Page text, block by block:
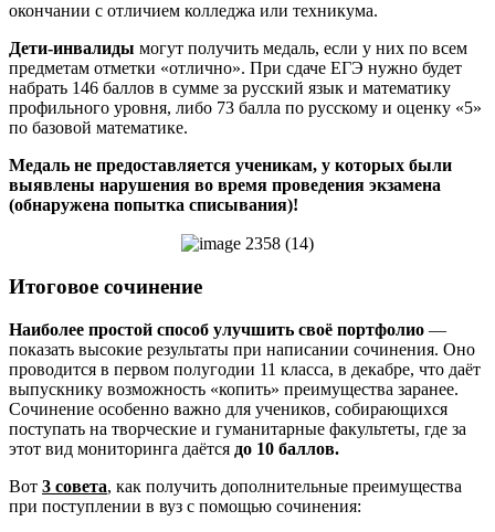
окончании с отличием колледжа или техникума.
Дети-инвалиды могут получить медаль, если у них по всем
предметам отметки «отлично». При сдаче ЕГЭ нужно будет
набрать 146 баллов в сумме за русский язык и математику
профильного уровня, либо 73 балла по русскому и оценку «5»
по базовой математике.
Медаль не предоставляется ученикам, у которых были
выявлены нарушения во время проведения экзамена
(обнаружена попытка списывания)!
Итоговое сочинение
Наиболее простой способ улучшить своё портфолио —
показать высокие результаты при написании сочинения. Оно
проводится в первом полугодии 11 класса, в декабре, что даёт
выпускнику возможность «копить» преимущества заранее.
Сочинение особенно важно для учеников, собирающихся
поступать на творческие и гуманитарные факультеты, где за
этот вид мониторинга даётся до 10 баллов.
Вот 3 совета, как получить дополнительные преимущества
при поступлении в вуз с помощью сочинения: